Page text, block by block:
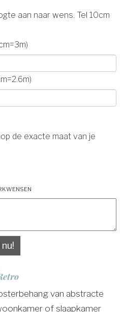
aan naar wens. Tel 10cm
de exacte maat van je
van abstracte
of slaapkamer